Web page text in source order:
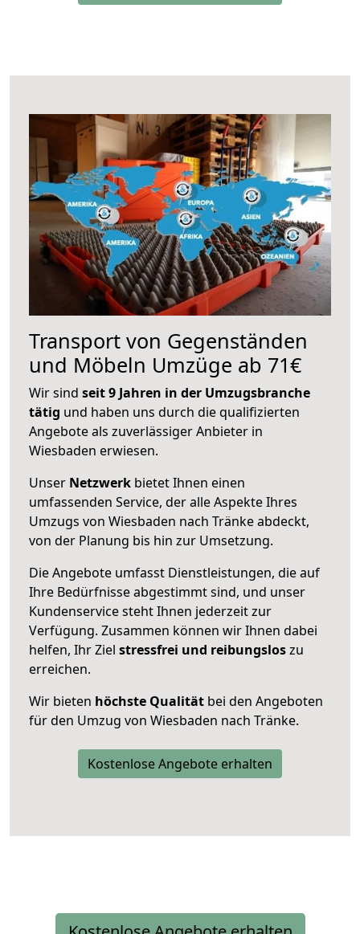
Transport von Gegenständen
und Möbeln Umzüge ab 71€
Wir sind seit 9 Jahren in der Umzugsbranche
tätig und haben uns durch die qualifizierten
Angebote als zuverlässiger Anbieter in
Wiesbaden erwiesen.
Unser Netzwerk bietet Ihnen einen
umfassenden Service, der alle Aspekte Ihres
Umzugs von Wiesbaden nach Tränke abdeckt,
von der Planung bis hin zur Umsetzung.
Die Angebote umfasst Dienstleistungen, die auf
Ihre Bedürfnisse abgestimmt sind, und unser
Kundenservice steht Ihnen jederzeit zur
Verfügung. Zusammen können wir Ihnen dabei
helfen, Ihr Ziel stressfrei und reibungsloszu
erreichen.
Wir bieten höchste Qualität bei den Angeboten
für den Umzug von Wiesbaden nach Tränke.
Kostenlose Angebote erhalten